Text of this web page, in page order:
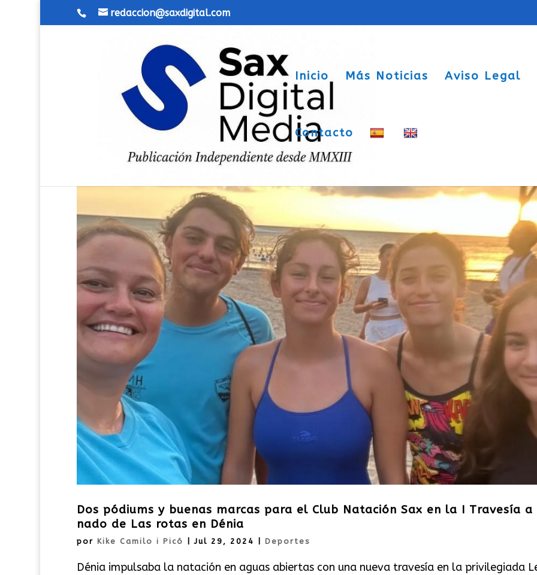
redaccion@saxdigital.com
Inicio Más Noticias Aviso Legal
Contacto
Dos pódiums y buenas marcas para el Club Natación Sax en la I Travesía a
nado de Las rotas en Dénia
por Kike Camilo i Picó |Jul 29, 2024 Deportes
Dénia impulsaba la natación en aguas abiertas con una nueva travesía en la privilegiada